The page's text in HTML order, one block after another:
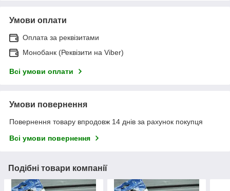
Умови оплати
Оплата за реквізитами
Монобанк (Реквізити на Viber)
Всі умови оплати
Умови повернення
Повернення товару впродовж 14 днів за рахунок покупця
Всі умови повернення
Подібні товари компанії